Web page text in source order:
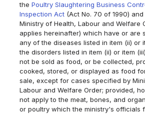
thePoultry Slaughtering Business
Inspection Act (Act No. 70 of 1990)
Ministry of Health, Labour and Welfare
applies hereinafter) which have or are
any of the diseases listed in item (ii) or
the disorders listed in item (ii) or item
not be sold as food, or be collected,
cooked, stored, or displayed as food
sale, except for cases specified by
Labour and Welfare Order; provided,
not apply to the meat, bones, and
or poultry which the ministry's officials